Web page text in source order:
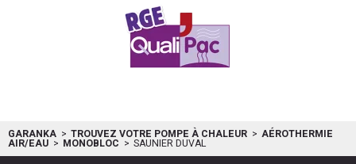
seulement de réduire son empreinte carbone, mais également de
réaliser d’importantes économies sur votre consommation électrique.
Etudier pour proposer un fonctionnement optimal en chauffage, elle
saunier-duval 0010028486
GARANKA TROUVEZ VOTRE POMPE À CHALEUR AÉROTHERMIE
AIR/EAU MONOBLOC SAUNIER DUVAL